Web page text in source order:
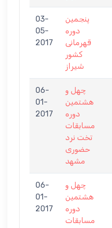
03-
05-
2017
پنجمین
دوره
قهرمانی
کشور
شیراز
06-
01-
2017
چهل و
هشتمین
دوره
مسابقات
تخت نرد
حضوری
مشهد
06-
01-
2017
چهل و
هشتمین
دوره
مسابقات